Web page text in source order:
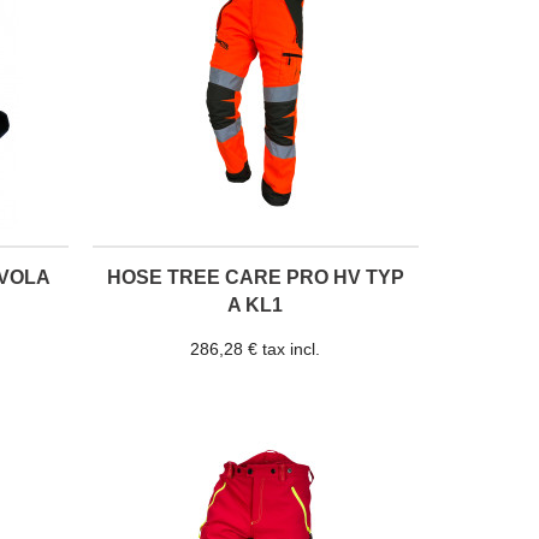
HOSE TREE CARE PRO HV TYP
A KL1
286,28 € tax incl.